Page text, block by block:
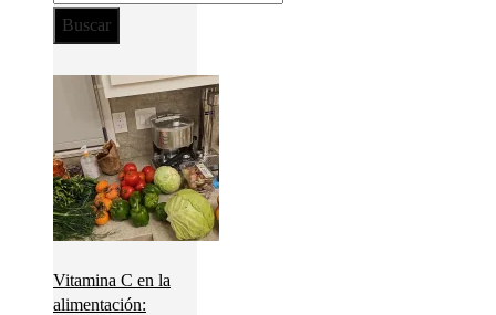
Vitamina C en la
alimentación: